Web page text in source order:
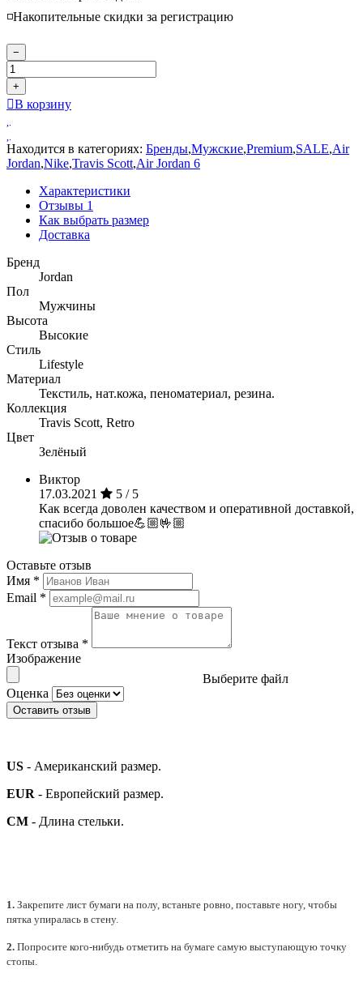
◽️Накопительные скидки за регистрацию
−
+
В корзину
Находится в категориях: Бренды,Мужские,Premium,SALE,Air
Jordan,Nike,Travis Scott,Air Jordan 6
Характеристики
Отзывы 1
Как выбрать размер
Доставка
Бренд
Jordan
Пол
Мужчины
Высота
Высокие
Стиль
Lifestyle
Материал
Текстиль, нат.кожа, пеноматериал, резина.
Коллекция
Travis Scott, Retro
Цвет
Зелёный
Виктор
17.03.2021
5 / 5
Как всегда доволен качеством и оперативной доставкой,
спасибо большое💪🏼🤟🏼
Оставьте отзыв
Имя *
Email *
Текст отзыва *
Изображение
Выберите файл
Оценка
Оставить отзыв
US - Американский размер.
EUR - Европейский размер.
СМ - Длина стельки.
1. Закрепите лист бумаги на полу, встаньте ровно, поставьте ногу, чтобы
пятка упиралась в стену.
2. Попросите кого-нибудь отметить на бумаге самую выступающую точку
стопы.